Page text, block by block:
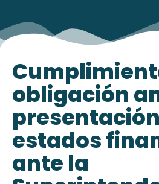
obligación
estados
ante la